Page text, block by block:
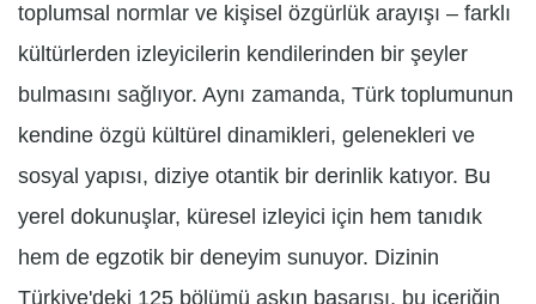
toplumsal normlar ve kişisel özgürlük arayışı – farklı
kültürlerden izleyicilerin kendilerinden bir şeyler
bulmasını sağlıyor. Aynı zamanda, Türk toplumunun
kendine özgü kültürel dinamikleri, gelenekleri ve
sosyal yapısı, diziye otantik bir derinlik katıyor. Bu
yerel dokunuşlar, küresel izleyici için hem tanıdık
hem de egzotik bir deneyim sunuyor. Dizinin
Türkiye'deki 125 bölümü aşkın başarısı, bu içeriğin